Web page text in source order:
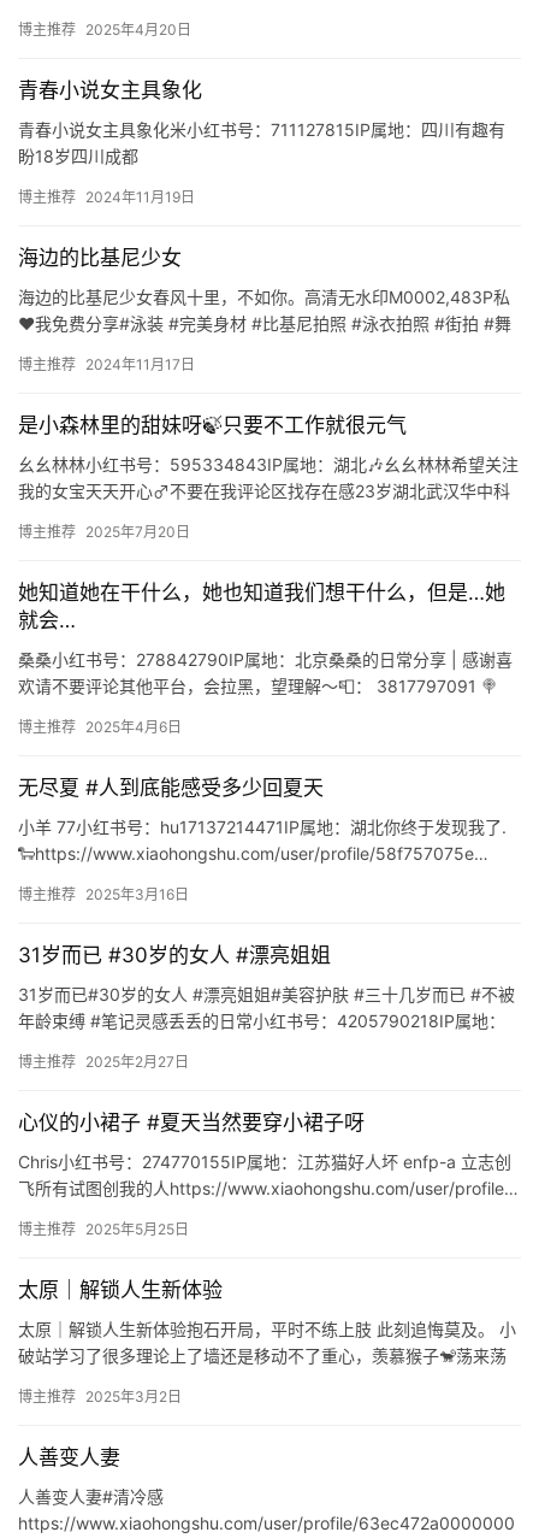
选
🎬
短
场
博主推荐 2025年4月20日
青春小说女主具象化
青春小说女主具象化米小红书号：711127815IP属地：四川有趣有
盼18岁四川成都
博主推荐 2024年11月19日
海边的比基尼少女
海边的比基尼少女春风十里，不如你。高清无水印M0002,483P私
❤️我免费分享#泳装 #完美身材 #比基尼拍照 #泳衣拍照 #街拍 #舞
博主推荐 2024年11月17日
是小森林里的甜妹呀🍃只要不工作就很元气
幺幺林林小红书号：595334843IP属地：湖北🎶幺幺林林希望关注
我的女宝天天开心♂不要在我评论区找存在感23岁湖北武汉华中科
博主推荐 2025年7月20日
她知道她在干什么，她也知道我们想干什么，但是…她
就会…
桑桑小红书号：278842790IP属地：北京桑桑的日常分享 | 感谢喜
欢请不要评论其他平台，会拉黑，望理解～📮： 3817797091 🍭
博主推荐 2025年4月6日
无尽夏 #人到底能感受多少回夏天
小羊 77小红书号：hu17137214471IP属地：湖北你终于发现我了.
🐑https://www.xiaohongshu.com/user/profile/58f757075e…
博主推荐 2025年3月16日
31岁而已 #30岁的女人 #漂亮姐姐
31岁而已#30岁的女人 #漂亮姐姐#美容护肤 #三十几岁而已 #不被
年龄束缚 #笔记灵感丢丢的日常小红书号：4205790218IP属地：
博主推荐 2025年2月27日
心仪的小裙子 #夏天当然要穿小裙子呀
Chris小红书号：274770155IP属地：江苏猫好人坏 enfp-a 立志创
飞所有试图创我的人https://www.xiaohongshu.com/user/profile…
博主推荐 2025年5月25日
太原｜解锁人生新体验
太原｜解锁人生新体验抱石开局，平时不练上肢 此刻追悔莫及。 小
破站学习了很多理论上了墙还是移动不了重心，羡慕猴子🐒荡来荡
像…
博主推荐 2025年3月2日
人善变人妻
人善变人妻#清冷感
https://www.xiaohongshu.com/user/profile/63ec472a0000000